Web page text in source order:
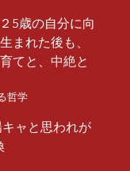
5歳の自分に向
まれた後も、
てと、中絶と
哲学
キャと思われが